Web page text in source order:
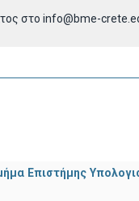
στο info@bme-
Eπιστήμης